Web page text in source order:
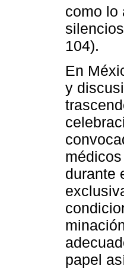
como lo
104).
En
y
durante
papel